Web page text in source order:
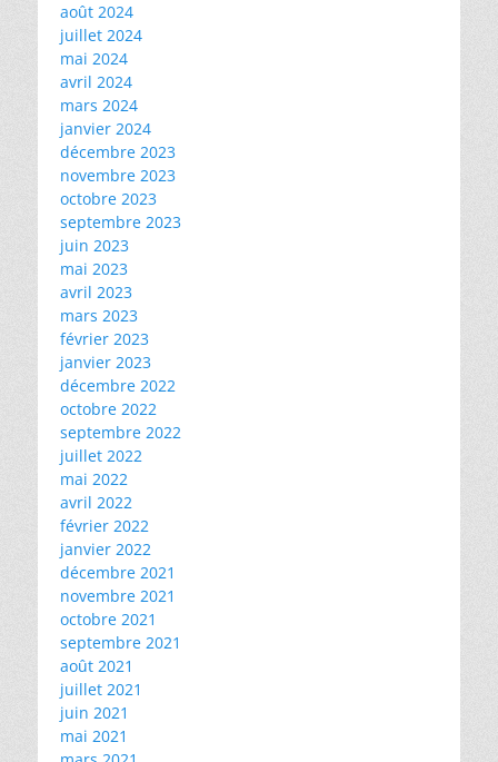
août 2024
juillet 2024
mai 2024
avril 2024
mars 2024
janvier 2024
décembre 2023
novembre 2023
octobre 2023
septembre 2023
juin 2023
mai 2023
avril 2023
mars 2023
février 2023
janvier 2023
décembre 2022
octobre 2022
septembre 2022
juillet 2022
mai 2022
avril 2022
février 2022
janvier 2022
décembre 2021
novembre 2021
octobre 2021
septembre 2021
août 2021
juillet 2021
juin 2021
mai 2021